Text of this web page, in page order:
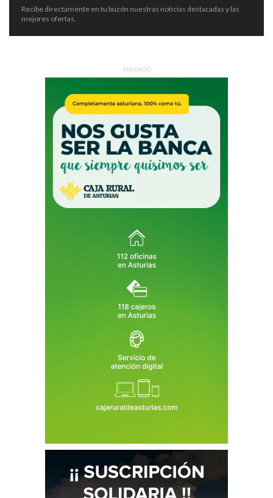
Recibe directamente en tu buzón nuestras noticias destacadas y las
mejores ofertas.
ANUNCIO